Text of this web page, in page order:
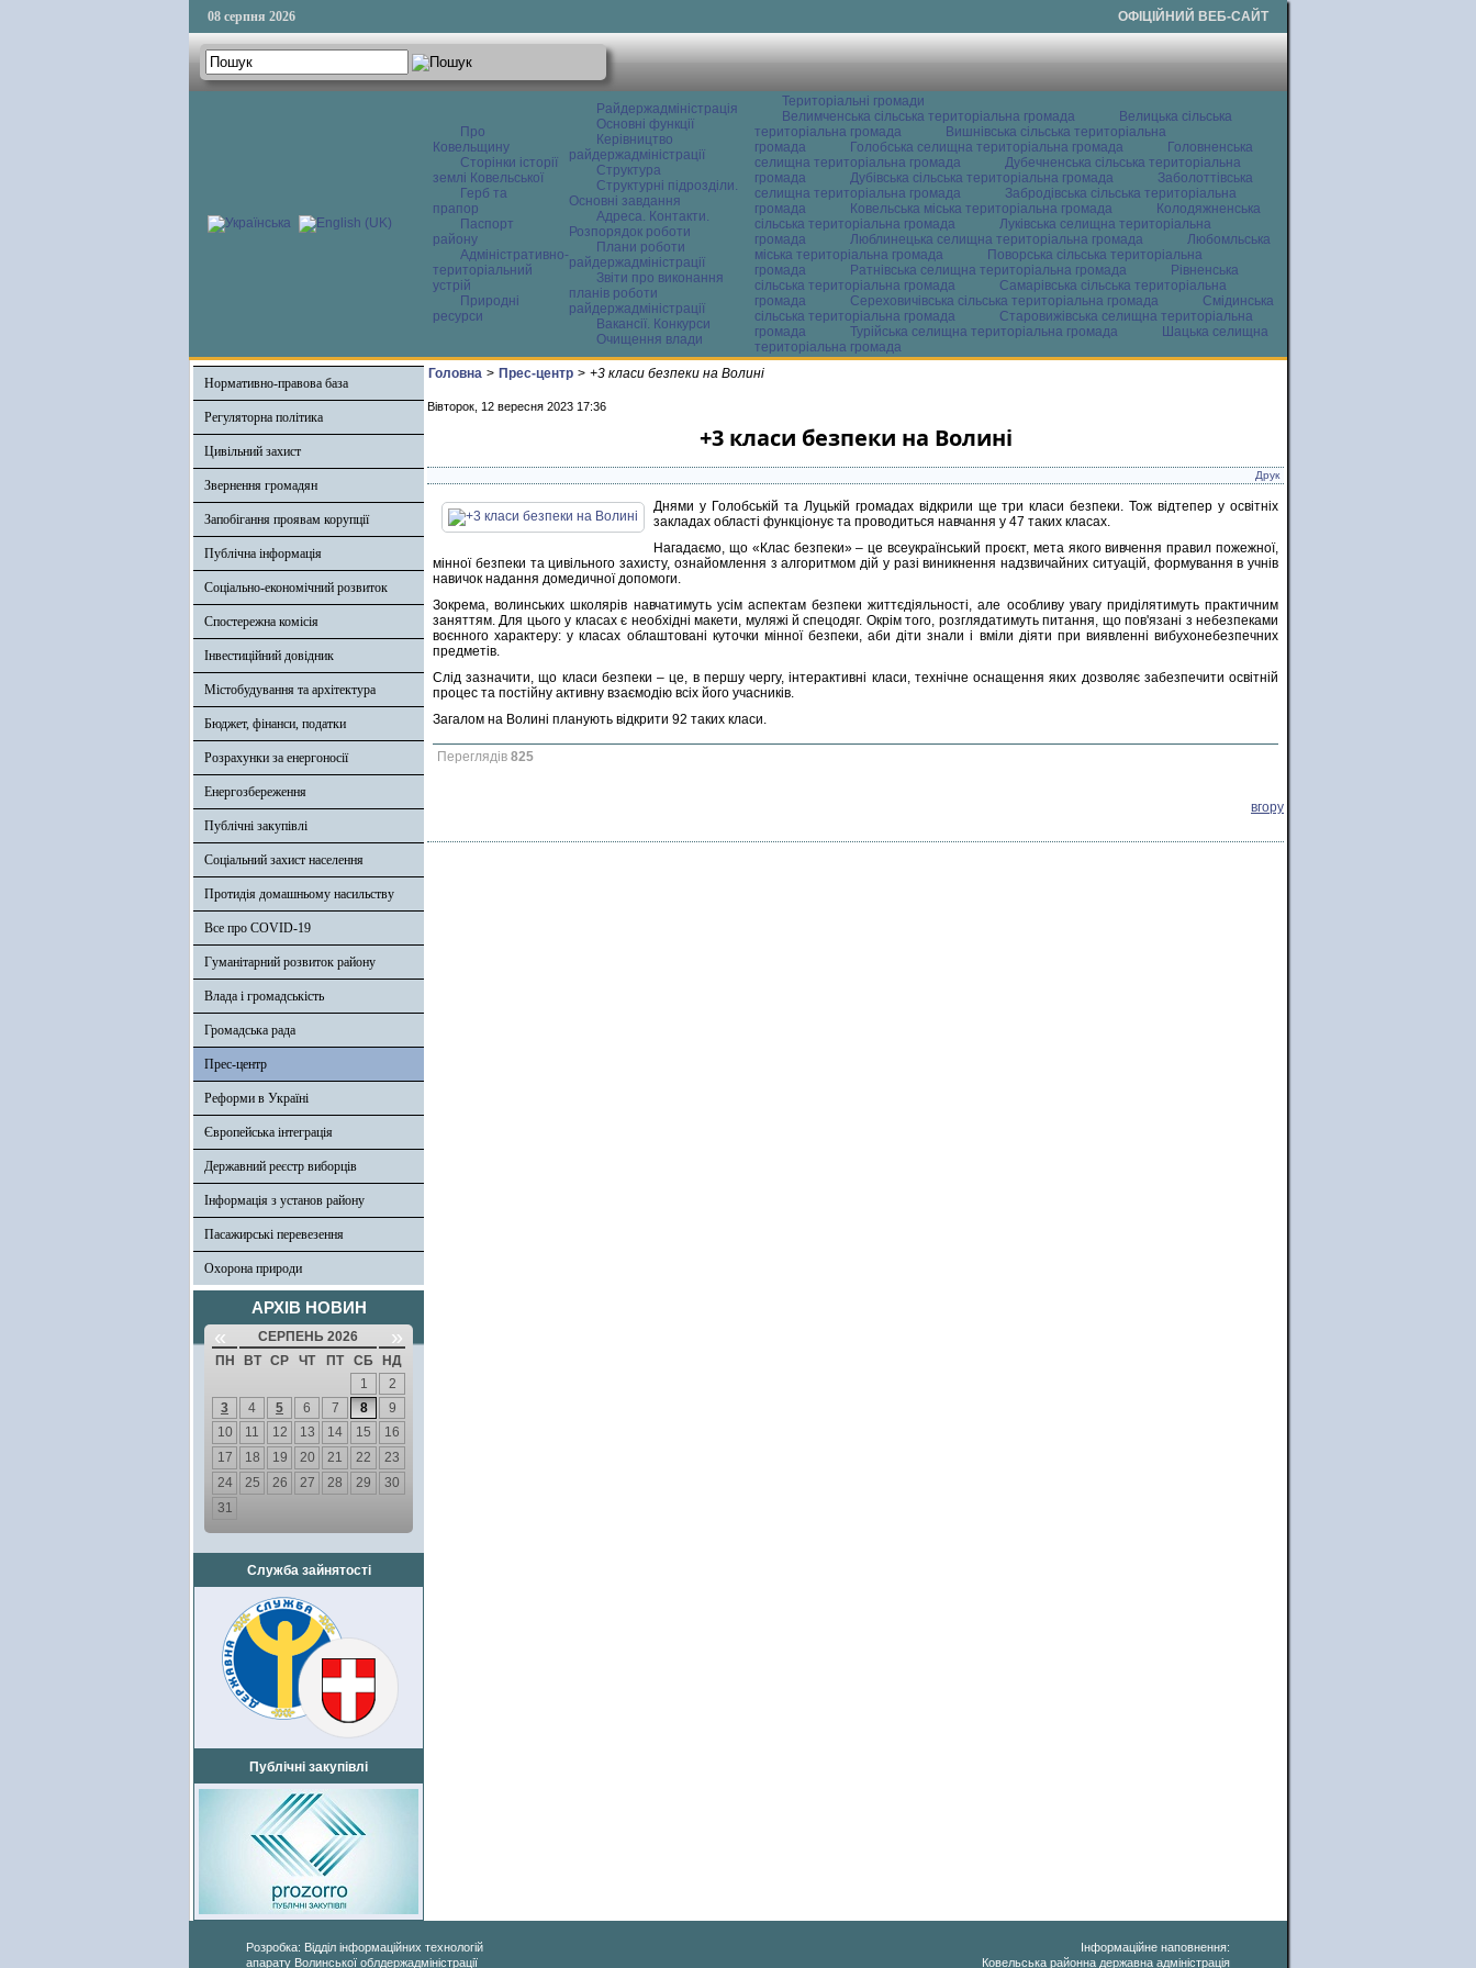
08 серпня 2026 ОФІЦІЙНИЙ ВЕБ-САЙТ
Про
Ковельщину
Сторінки історії
землі Ковельської
Герб та
прапор
Паспорт
району
Адміністративно-
територіальний
устрій
Природні
ресурси
Райдержадміністрація
Основні функції
Керівництво
райдержадміністрації
Структура
Структурні підрозділи.
Основні завдання
Адреса. Контакти.
Розпорядок роботи
Плани роботи
райдержадміністрації
Звіти про виконання
планів роботи
райдержадміністрації
Вакансії. Конкурси
Очищення влади
Територіальні громади
Велимченська сільська територіальна громада
Велицька сільська
територіальна громада
Вишнівська сільська територіальна
громада
Голобська селищна територіальна громада
Головненська
селищна територіальна громада
Дубечненська сільська територіальна
громада
Дубівська сільська територіальна громада
Заболоттівська
селищна територіальна громада
Забродівська сільська територіальна
громада
Ковельська міська територіальна громада
Колодяжненська
сільська територіальна громада
Луківська селищна територіальна
громада
Люблинецька селищна територіальна громада
Любомльська
міська територіальна громада
Поворська сільська територіальна
громада
Ратнівська селищна територіальна громада
Рівненська
сільська територіальна громада
Самарівська сільська територіальна
громада
Сереховичівська сільська територіальна громада
Смідинська
сільська територіальна громада
Старовижівська селищна територіальна
громада
Турійська селищна територіальна громада
Шацька селищна
територіальна громада
Нормативно-правова база
Регуляторна політика
Цивільний захист
Звернення громадян
Запобігання проявам корупції
Публічна інформація
Соціально-економічний розвиток
Спостережна комісія
Інвестиційний довідник
Містобудування та архітектура
Бюджет, фінанси, податки
Розрахунки за енергоносії
Енергозбереження
Публічні закупівлі
Соціальний захист населення
Протидія домашньому насильству
Все про COVID-19
Гуманітарний розвиток району
Влада і громадськість
Громадська рада
Прес-центр
Реформи в Україні
Європейська інтеграція
Державний реєстр виборців
Інформація з установ району
Пасажирські перевезення
Охорона природи
АРХІВ НОВИН
« СЕРПЕНЬ 2026 »
ПН ВТ СР ЧТ ПТ СБ
НД
1
2
3
4 5 6 7 8
9
10
11 12 13 14 15
16
17
18 19 20 21 22
23
24
25 26 27 28 29
30
31
Служба зайнятості
Публічні закупівлі
Головна > Прес-центр > +3 класи безпеки на Волині
Вівторок, 12 вересня 2023 17:36
+3 класи безпеки на Волині
Друк
Днями у Голобській та Луцькій громадах відкрили ще три класи безпеки. Тож відтепер у освітніх
закладах області функціонує та проводиться навчання у 47 таких класах.
Нагадаємо, що «Клас безпеки» – це всеукраїнський проєкт, мета якого вивчення правил пожежної,
мінної безпеки та цивільного захисту, ознайомлення з алгоритмом дій у разі виникнення надзвичайних ситуацій, формування в учнів
навичок надання домедичної допомоги.
Зокрема, волинських школярів навчатимуть усім аспектам безпеки життєдіяльності, але особливу увагу приділятимуть практичним
заняттям. Для цього у класах є необхідні макети, муляжі й спецодяг. Окрім того, розглядатимуть питання, що пов'язані з небезпеками
воєнного характеру: у класах облаштовані куточки мінної безпеки, аби діти знали і вміли діяти при виявленні вибухонебезпечних
предметів.
Слід зазначити, що класи безпеки – це, в першу чергу, інтерактивні класи, технічне оснащення яких дозволяє забезпечити освітній
процес та постійну активну взаємодію всіх його учасників.
Загалом на Волині планують відкрити 92 таких класи.
Переглядів 825
вгору
Розробка: Відділ інформаційних технологій
апарату Волинської облдержадміністрації
Інформаційне наповнення:
Ковельська районна державна адміністрація